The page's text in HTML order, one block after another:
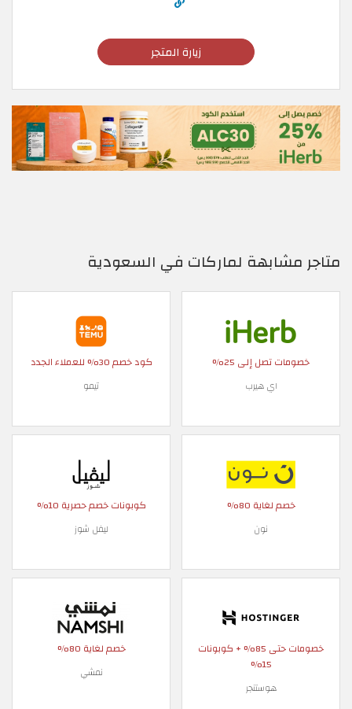
زيارة المتجر
متاجر مشابهة لماركات في السعودية
خصومات تصل إلى 25%
اي هيرب
كود خصم 30% للعملاء الجدد
تيمو
خصم لغاية 80%
نون
كوبونات خصم حصرية 10%
ليفل شوز
خصومات حتى 85% + كوبونات
15%
هوستنجر
خصم لغاية 80%
نمشي